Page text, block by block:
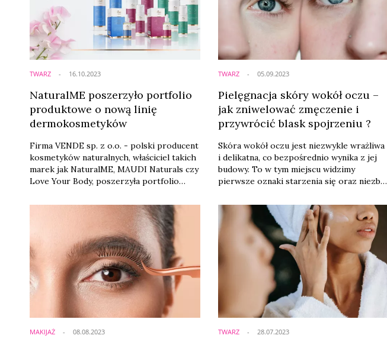
TWARZ
NaturalME poszerzyło portfolio
produktowe o nową linię
dermokosmetyków
Firma VENDE sp. z o.o. - polski producent
kosmetyków naturalnych, właściciel takich
marek jak NaturalME, MAUDI Naturals czy
Love Your Body, poszerzyła portfolio
dermokosmetyków naturalnych -
16.10.2023 TWARZ
Pielęgnacja skóry wokół oczu –
jak zniwelować zmęczenie i
przywrócić blask spojrzeniu ?
Skóra wokół oczu jest niezwykle wrażliwa
i delikatna, co bezpośrednio wynika z jej
budowy. To w tym miejscu widzimy
pierwsze oznaki starzenia się oraz niezbyt
niezwykle ważna jest odpowiednia jej
pielęgnacja. Jak powinniśmy dbać o skórę
wokół oczu, czym wyeliminować
zmarszczki, opuchliznę i worki pod
oczami? Na wszystkie te pytania
znajdziecie odpowiedź w naszym
poradniku. Zapraszamy do ...
05.09.2023
MAKIJAŻ 08.08.2023 TWARZ 28.07.2023